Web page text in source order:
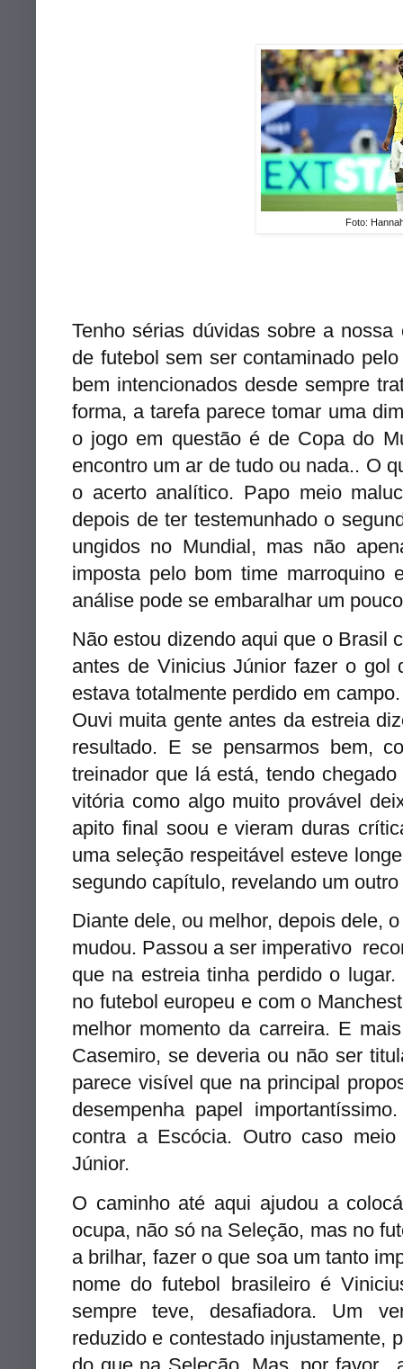
Foto:
Tenho sérias dúvidas sobre a
de futebol sem ser contaminado
bem intencionados desde sempre
forma, a tarefa parece tomar uma
o jogo em questão é de Copa do
encontro um ar de tudo ou nada.. O
o acerto analítico. Papo meio
depois de ter testemunhado o
ungidos no Mundial, mas não
imposta pelo bom time marroquino
análise pode se embaralhar um
Não estou dizendo aqui que o Brasil
antes de Vinicius Júnior fazer o gol
estava totalmente perdido em
Ouvi muita gente antes da estreia
resultado. E se pensarmos bem,
treinador que lá está, tendo
vitória como algo muito provável
apito final soou e vieram duras
uma seleção respeitável esteve
segundo capítulo, revelando um
Diante dele, ou melhor, depois dele,
mudou. Passou a ser imperativo
que na estreia tinha perdido o
no futebol europeu e com o
melhor momento da carreira. E
Casemiro, se deveria ou não ser
parece visível que na principal
desempenha papel
contra a Escócia. Outro caso
Júnior.
O caminho até aqui ajudou a
ocupa, não só na Seleção, mas no
a brilhar, fazer o que soa um tanto
nome do futebol brasileiro é
sempre teve, desafiadora. Um
reduzido e contestado injustamente,